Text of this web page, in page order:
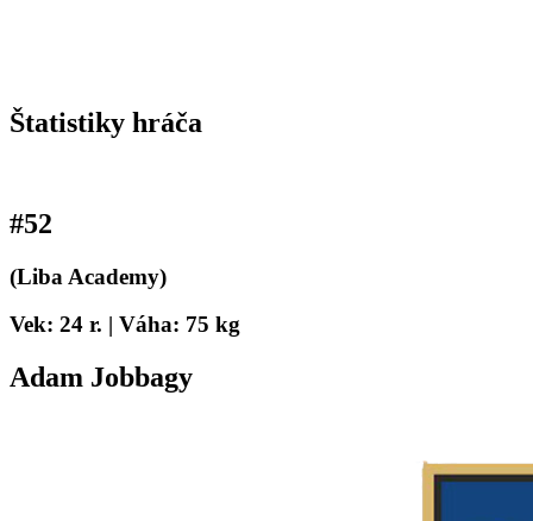
Štatistiky hráča
#52
(Liba Academy)
Vek: 24 r. | Váha: 75 kg
Adam Jobbagy